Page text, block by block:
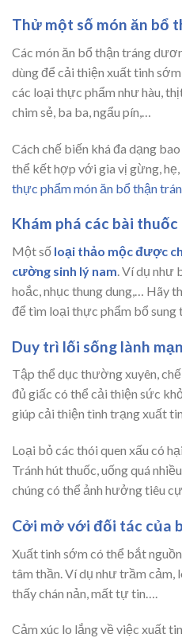
Thử một số món ăn bổ
Các món ăn bổ thận tráng
dùng để cải thiện xuất tinh
các loại thực phẩm như hàu,
chim sẻ, ba ba, ngẩu pín,…
Cách chế biến khá đa dạng
thể kết hợp với gia vị gừng,
thực phẩm món ăn bổ thận
Khám phá các bài
Một số loại thảo mộc được
cường sinh lý nam. Ví dụ như
hoắc, nhục thung dung,… Hãy
để tìm loại thực phẩm bổ sung
Duy trì lối sống lành
Tập thể dục thường xuyên,
đủ giấc có thể cải thiện sức
giúp cải thiện tình trạng xuất
Loại bỏ các thói quen xấu có
Tránh hút thuốc, uống quá
chúng có thể ảnh hưởng tiêu
Cởi mở với đối tác của
Xuất tinh sớm có thể bắt
tâm thần. Ví dụ như trầm cảm,
thấy chán nản, mất tự tin….
Cảm xúc lo lắng về việc xuất